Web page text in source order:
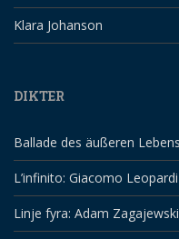
Klara Johanson
DIKTER
Ballade des äußeren
L’infinito: Giacomo Leopardi
Linje fyra: Adam Zagajewski